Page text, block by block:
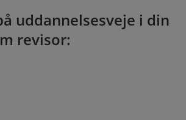
uddannelsesveje i din
revisor: